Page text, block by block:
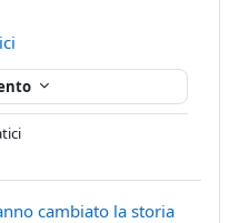
cambiato la storia